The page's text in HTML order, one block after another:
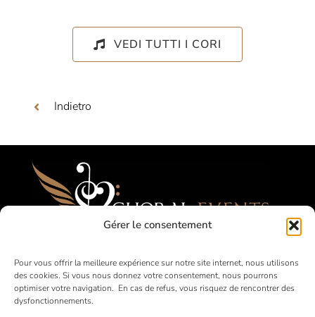
Gérer le consentement
Pour vous offrir la meilleure expérience sur notre site internet, nous utilisons
des cookies. Si vous nous donnez votre consentement, nous pourrons
optimiser votre navigation. En cas de refus, vous risquez de rencontrer des
dysfonctionnements.
VEDI TUTTI I CORI
Indietro
Festival, Concorsi, Tournées per Cori
Amatoriali